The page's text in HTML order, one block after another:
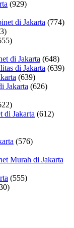
(929)
di Jakarta (774)
di Jakarta (648)
di Jakarta (639)
(639)
Jakarta (626)
di Jakarta (612)
(576)
Murah di Jakarta
(555)